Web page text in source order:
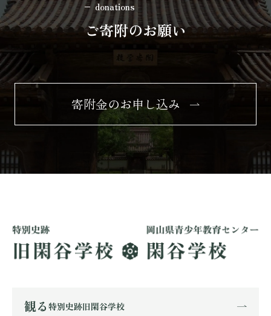
donations
ご寄附のお願い
寄附金のお申し込み
観る 特別史跡旧閑谷学校